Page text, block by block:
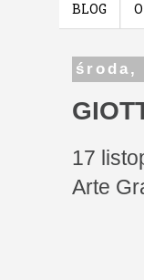
BLOG
środa,
17
Arte